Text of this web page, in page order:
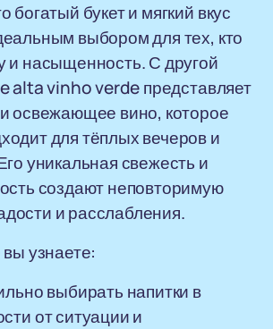
богатый букет и мягкий вкус
выбором для тех, кто
и насыщенность. С другой
alta vinho verde представляет
освежающее вино, которое
для тёплых вечеров и
уникальная свежесть и
создают неповторимую
и расслабления.
узнаете:
выбирать напитки в
от ситуации и